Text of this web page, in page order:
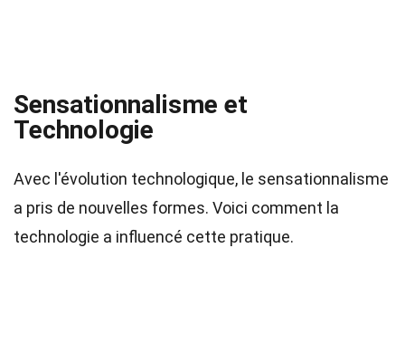
Sensationnalisme et
Technologie
Avec l'évolution technologique, le sensationnalisme
a pris de nouvelles formes. Voici comment la
technologie a influencé cette pratique.